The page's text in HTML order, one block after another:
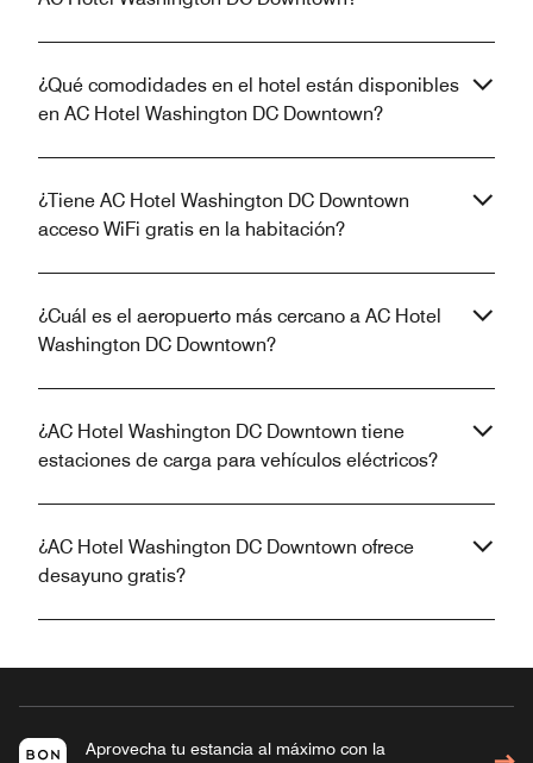
¿Qué comodidades en el hotel están disponibles
en AC Hotel Washington DC Downtown?
¿Tiene AC Hotel Washington DC Downtown
acceso WiFi gratis en la habitación?
¿Cuál es el aeropuerto más cercano a AC Hotel
Washington DC Downtown?
¿AC Hotel Washington DC Downtown tiene
estaciones de carga para vehículos eléctricos?
¿AC Hotel Washington DC Downtown ofrece
desayuno gratis?
Aprovecha tu estancia al máximo con la